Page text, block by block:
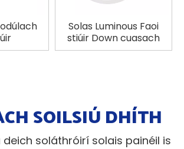
Solas Luminous Faoi
stiúir Down cuasach
SOILSIÚ DHÍTH
deich soláthróirí solais painéil is